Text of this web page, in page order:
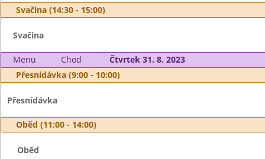
Svačina (14:30 - 15:00)
Svačina
Menu Chod
Čtvrtek 31. 8. 2023
Přesnídávka (9:00 - 10:00)
Přesnídávka
Oběd (11:00 - 14:00)
Oběd